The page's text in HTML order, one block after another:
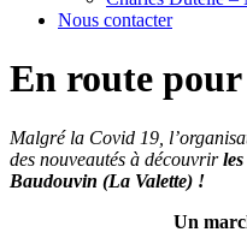
Nous contacter
En route
Malgré la Covid 19,
des nouveautés à découvrir
Baudouvin (La Valette) !
Un